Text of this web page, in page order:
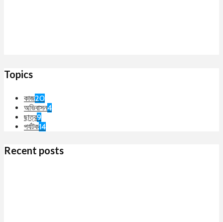
Topics
কাজ20
অভিবাসন4
ছাত্র9
পর্যটক14
Recent posts